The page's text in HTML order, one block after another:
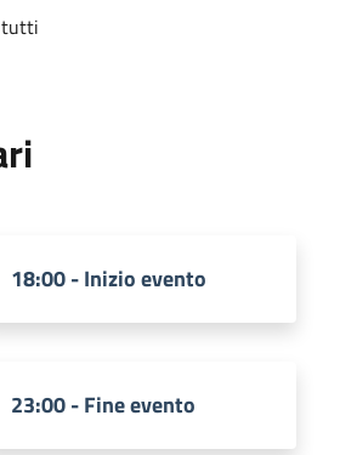
tutti
18:00 - Inizio evento
23:00 - Fine evento